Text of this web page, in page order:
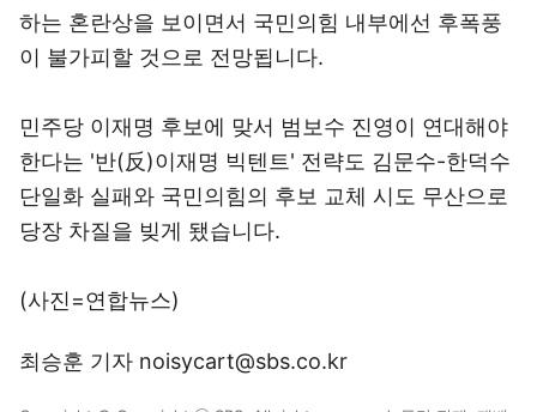
하는 혼란상을 보이면서 국민의힘 내부에선 후폭풍
이 불가피할 것으로 전망됩니다.
민주당 이재명 후보에 맞서 범보수 진영이 연대해야
한다는 '반(反)이재명 빅텐트' 전략도 김문수-한덕수
단일화 실패와 국민의힘의 후보 교체 시도 무산으로
당장 차질을 빚게 됐습니다.
(사진=연합뉴스)
최승훈 기자 noisycart@sbs.co.kr